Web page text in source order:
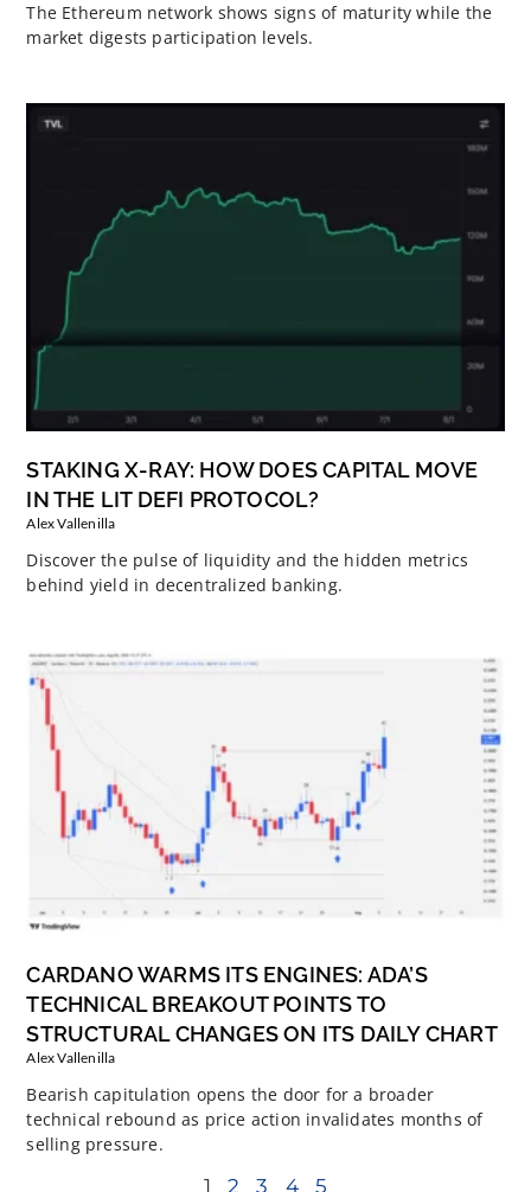
The Ethereum network shows signs of maturity while the
market digests participation levels.
STAKING X-RAY: HOW DOES CAPITAL MOVE
IN THE LIT DEFI PROTOCOL?
Alex Vallenilla
Discover the pulse of liquidity and the hidden metrics
behind yield in decentralized banking.
CARDANO WARMS ITS ENGINES: ADA’S
TECHNICAL BREAKOUT POINTS TO
STRUCTURAL CHANGES ON ITS DAILY CHART
Alex Vallenilla
Bearish capitulation opens the door for a broader
technical rebound as price action invalidates months of
selling pressure.
1 2 3 4 5